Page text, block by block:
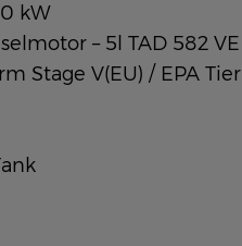
kW
– 5l TAD 582 VE
Stage V(EU) / EPA Tier